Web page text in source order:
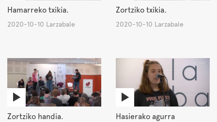
Hamarreko txikia.
2020-10-10 Larzabale
Zortziko txikia.
2020-10-10 Larzabale
Zortziko handia. Hasierako agurra